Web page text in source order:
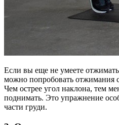
Если вы еще не умеете
можно попробовать отжимания
Чем острее угол наклона, тем
поднимать. Это упражнение
части груди.